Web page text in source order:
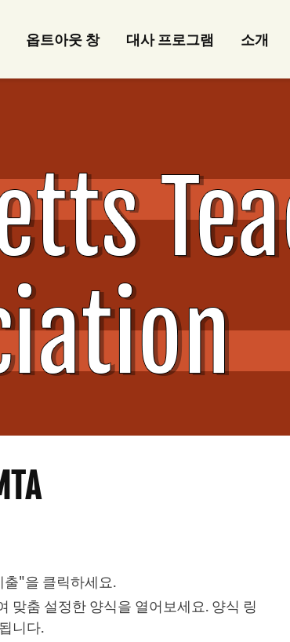
옵트아웃 창 대사 프로그램 소개
"을 클릭하세요.
맞춤 설정한 양식을 열어보세요. 양식 링
니다.